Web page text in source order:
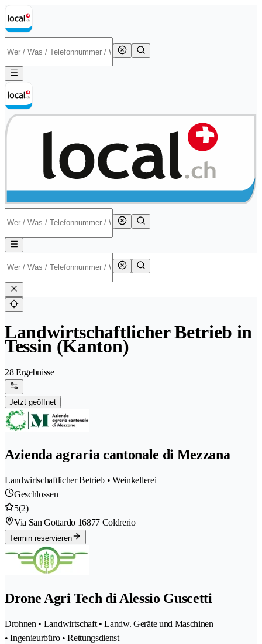
Landwirtschaftlicher Betrieb in
Tessin (Kanton)
28 Ergebnisse
Jetzt geöffnet
Azienda agraria cantonale di Mezzana
Landwirtschaftlicher Betrieb • Weinkellerei
Geschlossen
5(2)
Via San Gottardo 16877 Coldrerio
Termin reservieren
Drone Agri Tech di Alessio Guscetti
Drohnen • Landwirtschaft • Landw. Geräte und Maschinen
• Ingenieurbüro • Rettungsdienst